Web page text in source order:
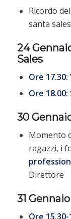
Ricordo
santa
24
Sales
Ore 17.30:
Ore 18.00:
30
Momento
ragazzi, i
Direttore
31
Ore 15.30-